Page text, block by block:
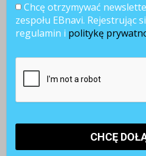
Chcę otrzymywać
zespołu EBnavi. Rejestrując
regulamin i politykę